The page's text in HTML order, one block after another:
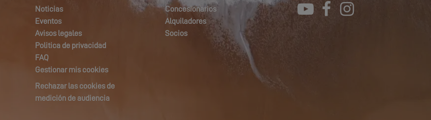
Noticias
Eventos
Avisos legales
Politica de privacidad
FAQ
Gestionar mis cookies
Rechazar las cookies de
medición de audiencia
Concesionarios
Alquiladores
Socios
YouTube
Facebook
Instagram